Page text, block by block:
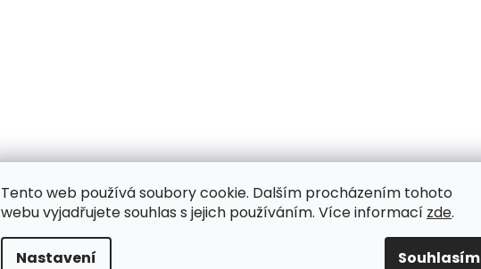
Tento web používá soubory cookie. Dalším procházením tohoto
webu vyjadřujete souhlas s jejich používáním. Více informací zde.
Nastavení Souhlasím